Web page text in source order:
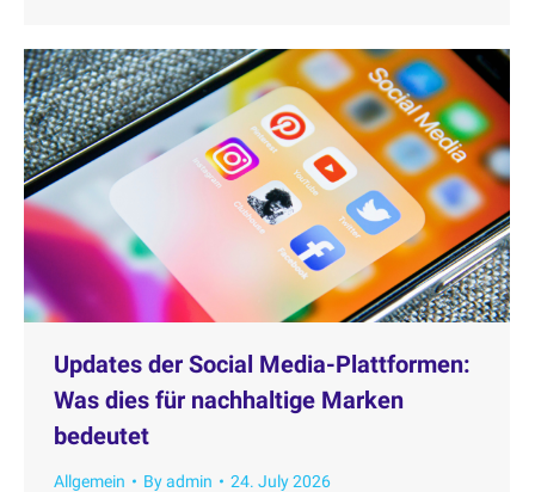
Updates der Social Media-Plattformen:
Was dies für nachhaltige Marken
bedeutet
Allgemein Byadmin 24. July 2026